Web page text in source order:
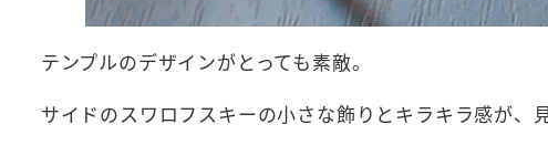
テンプルのデザインがとっても素敵。
サイドのスワロフスキーの小さな飾りとキラキラ感が、